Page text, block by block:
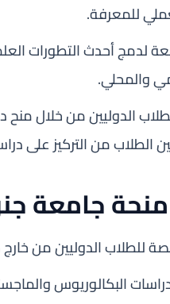
للمعرفة.
لدمج أحدث التطورات
والمحلي.
الدوليين من خلال
الطلاب من التركيز على
جامعة
للطلاب الدوليين من خارج
البكالوريوس